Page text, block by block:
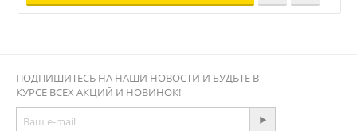
ПОДПИШИТЕСЬ НА НАШИ НОВОСТИ И БУДЬТЕ В
КУРСЕ ВСЕХ АКЦИЙ И НОВИНОК!